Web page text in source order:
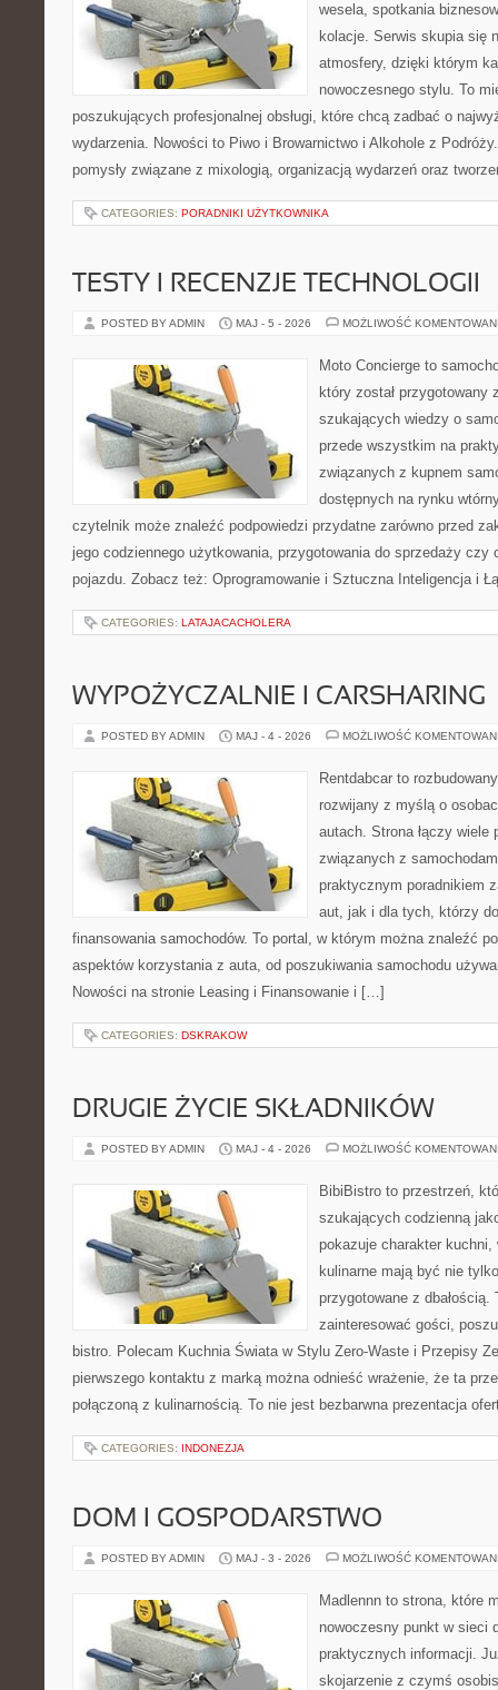
wesela, spotkania
kolacje. Serwis skupia się
atmosfery, dzięki którym
nowoczesnego stylu. To
poszukujących profesjonalnej obsługi, które chcą zadbać o
wydarzenia. Nowości to Piwo i Browarnictwo i Alkohole z
pomysły związane z mixologią, organizacją wydarzeń oraz
CATEGORIES: PORADNIKI UŻYTKOWNIKA
TESTY I RECENZJE TECHNOLOGII
POSTED BY ADMIN MAJ - 5 - 2026 MOŻLIWOŚĆ
Moto Concierge to
który został przygotowany
szukających wiedzy o
przede wszystkim na
związanych z kupnem
dostępnych na rynku
czytelnik może znaleźć podpowiedzi przydatne zarówno przed
jego codziennego użytkowania, przygotowania do sprzedaży czy
pojazdu. Zobacz też: Oprogramowanie i Sztuczna Inteligencja i
CATEGORIES: LATAJACACHOLERA
WYPOŻYCZALNIE I CARSHARING
POSTED BY ADMIN MAJ - 4 - 2026 MOŻLIWOŚĆ
Rentdabcar to
rozwijany z myślą o
autach. Strona łączy wiele
związanych z
praktycznym poradnikiem
aut, jak i dla tych, którzy
finansowania samochodów. To portal, w którym można znaleźć
aspektów korzystania z auta, od poszukiwania samochodu
Nowości na stronie Leasing i Finansowanie i […]
CATEGORIES: DSKRAKOW
DRUGIE ŻYCIE SKŁADNIKÓW
POSTED BY ADMIN MAJ - 4 - 2026 MOŻLIWOŚĆ
BibiBistro to przestrzeń,
szukających codzienną
pokazuje charakter
kulinarne mają być nie
przygotowane z
zainteresować gości,
bistro. Polecam Kuchnia Świata w Stylu Zero-Waste i Przepisy
pierwszego kontaktu z marką można odnieść wrażenie, że ta
połączoną z kulinarnością. To nie jest bezbarwna prezentacja
CATEGORIES: INDONEZJA
DOM I GOSPODARSTWO
POSTED BY ADMIN MAJ - 3 - 2026 MOŻLIWOŚĆ
Madlennn to strona, które
nowoczesny punkt w sieci
praktycznych informacji.
skojarzenie z czymś